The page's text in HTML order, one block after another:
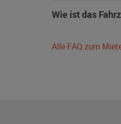
Wie ist das
Alle FAQ zum